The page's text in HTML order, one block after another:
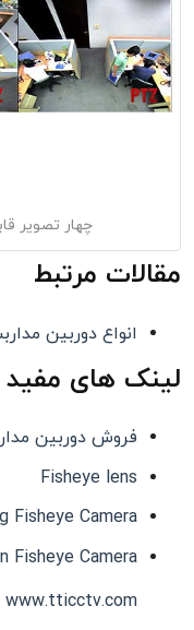
چهار تصویر
مقالات مرتبط
انواع دوربین
لینک های مفید
فروش دوربین
Fisheye lens
Fisheye Camera
Fisheye Camera
www.tticctv.com